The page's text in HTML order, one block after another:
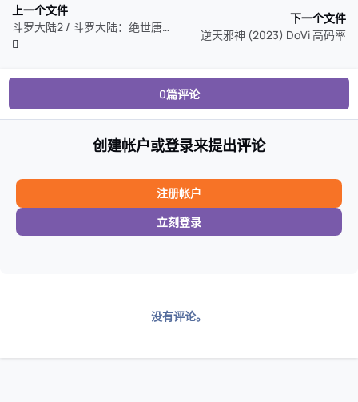
上一个文件
斗罗大陆2 / 斗罗大陆：绝世唐门 (2023) 臻彩MAX
下一个文件
逆天邪神 (2023) DoVi 高码率
0篇评论
创建帐户或登录来提出评论
注册帐户
立刻登录
没有评论。